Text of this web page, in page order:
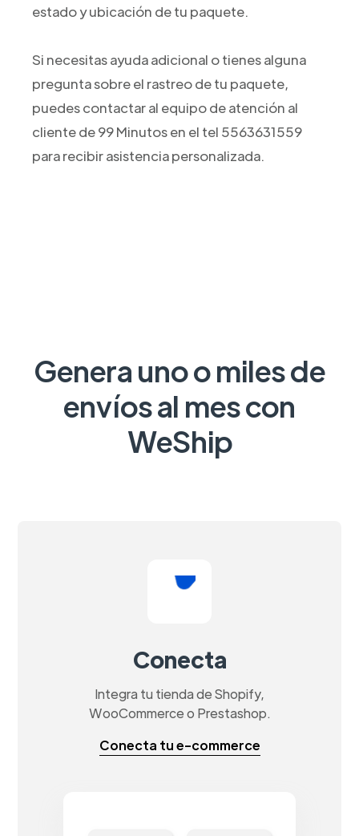
estado y ubicación de tu paquete.
Si necesitas ayuda adicional o tienes alguna
pregunta sobre el rastreo de tu paquete,
puedes contactar al equipo de atención al
cliente de 99 Minutos en el tel 5563631559
para recibir asistencia personalizada.
Genera uno o miles de
envíos al mes con
WeShip
Conecta
Integra tu tienda de Shopify,
WooCommerce o Prestashop.
Conecta tu e-commerce